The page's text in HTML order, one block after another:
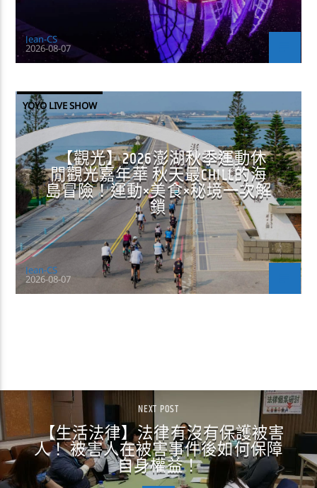
Jean-CS
2026-08-07
YOYO LIVE SHOW
【觀光】2026澎湖秋季運動休
閒觀光嘉年華 秋天最CHILL的海
島冒險！運動×美食×秘境一次解
鎖
Jean-CS
2026-08-07
NEXT POST
【生活法律】法律有沒有保護被害
人！ 被害人在被害事件後如何保障
自身權益！